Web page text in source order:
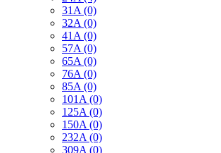
31A (0)
32A (0)
41A (0)
57A (0)
65A (0)
76A (0)
85A (0)
101A (0)
125A (0)
150A (0)
232A (0)
309A (0)